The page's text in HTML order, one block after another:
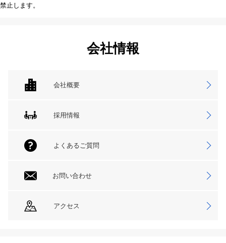
禁止します。
会社情報
会社概要
採用情報
よくあるご質問
お問い合わせ
アクセス